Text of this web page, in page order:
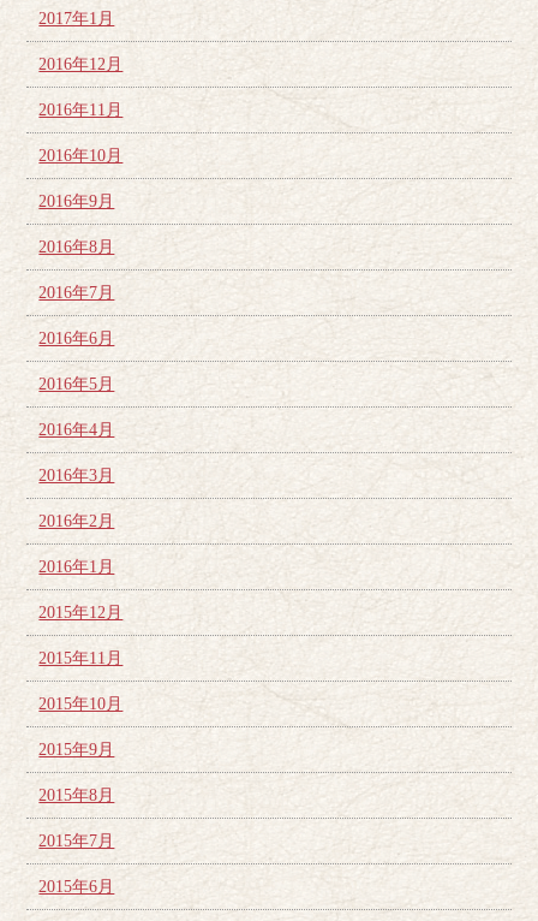
2017年1月
2016年12月
2016年11月
2016年10月
2016年9月
2016年8月
2016年7月
2016年6月
2016年5月
2016年4月
2016年3月
2016年2月
2016年1月
2015年12月
2015年11月
2015年10月
2015年9月
2015年8月
2015年7月
2015年6月